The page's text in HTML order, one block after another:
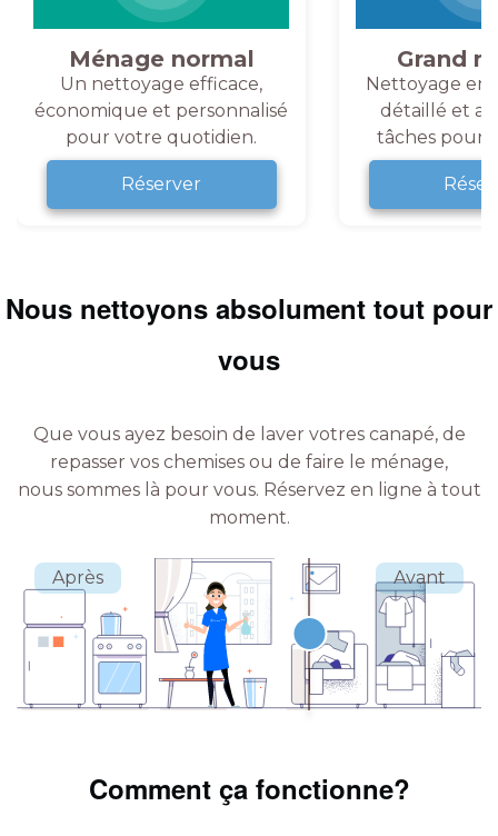
Ménage normal
Un nettoyage efficace,
économique et personnalisé
pour votre quotidien.
Réserver
Grand
Nettoyage en
détaillé et
tâches pour
Nous nettoyons absolument tout pour
vous
Que vous ayez besoin de laver votres canapé, de
repasser vos chemises ou de faire le ménage,
nous sommes là pour vous. Réservez en ligne à tout
moment.
Comment ça fonctionne?